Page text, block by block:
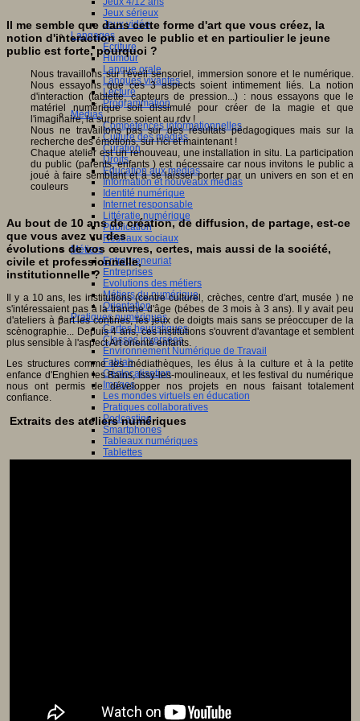
Jeux sérieux
Jeux vidéo
Langages
Ecriture
Humour
Langue orale
Langues vivantes
Lecture
Programmation
Médias
Compétences informationnelles
Culture des médias
Curation
Droits
Education aux médias
Information et nouveaux médias
Identité numérique
Internet responsable
Littératie numérique
Publication
Réseaux sociaux
Métiers
Entrepreneuriat
Entreprises
Evolutions des métiers
Métiers du numérique
Orientation
Pratiques numériques
Cartes heuristiques
Classes inversées
Environnement Numérique de Travail
Fablab
Géolocalisation
Images
Les mondes virtuels en éducation
Pratiques collaboratives
Podcasting
Smartphones
Tableaux numériques
Tablettes
Sites ressources
Il me semble que dans cette forme d'art que vous créez, la
notion d'interaction avec le public et en particulier le jeune
public est forte, pourquoi ?
Nous travaillons sur l'éveil sensoriel, immersion sonore et le numérique.
Nous essayons que ces 3 aspects soient intimement liés. La notion
d'interaction (tablette, capteurs de pression...) : nous essayons que le
matériel numérique soit dissimulé pour créer de la magie et que
l'imaginaire, la surprise soient au rdv !
Nous ne travaillons pas sur des résultats pédagogiques mais sur la
recherche des émotions, sur l'ici et maintenant !
Chaque atelier est un renouveau, une installation in situ. La participation
du public (parents, enfants ) est nécessaire car nous invitons le public a
joué à faire semblant et à se laisser porter par un univers en son et en
couleurs
Au bout de 10 ans de création, de diffusion, de partage, est-ce
que vous avez vu des
évolutions de vos œuvres, certes, mais aussi de la société,
civile et professionnelle,
institutionnelle ?
Il y a 10 ans, les institutions (centre culturel, crèches, centre d'art, musée ) ne
s'intéressaient pas à la tranche d'âge (bébes de 3 mois à 3 ans). Il y avait peu
d'ateliers à part les contines, les jeux de doigts mais sans se préoccuper de la
scènographie... Depuis 4 ans, ces institutions s'ouvrent d'avantage et semblent
plus sensible à l'aspect Art orienté enfants.
Les structures comme les médiathèques, les élus à la culture et à la petite
enfance d'Enghien les Bains, Issy-les-moulineaux, et les festival du numérique
nous ont permis de développer nos projets en nous faisant totalement
confiance.
Extraits des ateliers numériques